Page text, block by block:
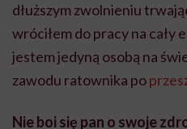
dłuższym zwolnieniu
wróciłem do pracy na cały
jestem jedyną osobą na
zawodu ratownika po
Nie boi się pan o swoje